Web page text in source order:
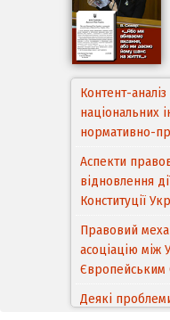
Контент-
національних
нормативно-
Аспекти
відновлення
Конституції
Правовий
асоціацію між
Європейським
Деякі